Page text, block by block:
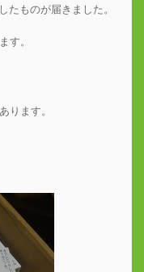
ものが届きました。
す。
ります。